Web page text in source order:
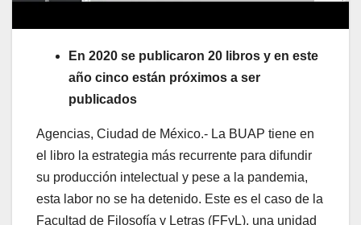
En 2020 se publicaron 20 libros y en este
año cinco están próximos a ser
publicados
Agencias, Ciudad de México.- La BUAP tiene en
el libro la estrategia más recurrente para difundir
su producción intelectual y pese a la pandemia,
esta labor no se ha detenido. Este es el caso de la
Facultad de Filosofía y Letras (FFyL), una unidad